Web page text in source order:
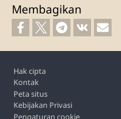
Membagikan
Footer
Hak cipta
Kontak
Peta situs
Kebijakan Privasi
Pengaturan cookie